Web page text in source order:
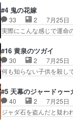
タ教育のせいで瑞佳が
人前での苦手意識を抱
ストアで視聴しました。
なはプリキュア仲間に
躍、敵を圧倒ってのは
エクレール初変身＆初
クレールは強いが力を
ッコロで始まってちょ
www実質まどマギやん
レールが倒したビルであ
#4 鬼の花嫁
33 2
7月25日
実際にこんな感じで運
の花嫁は一見すると甘
んのご両親の登場です
父さんが石田彰だった
の立場わかって無さす
子にも優しいし可愛い
夜の父親の話で、その
つ鬼龍院家の現当主が息
#16 黄泉のツガイ
30 2
7月25日
何も知らない子供を殺
いバトル回の最後に、
て作者が描きたいのは"
秘密がちょっとわかっ
ちさんが対決♪あとど
#5 天幕のジャードゥー
40 2
7月25日
ジャダ石を盗んだと疑